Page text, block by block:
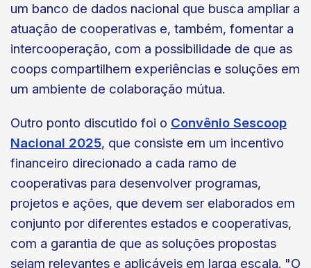
um banco de dados nacional que busca ampliar a
atuação de cooperativas e, também, fomentar a
intercooperação, com a possibilidade de que as
coops compartilhem experiências e soluções em
um ambiente de colaboração mútua.
Outro ponto discutido foi o Convênio Sescoop
Nacional 2025, que consiste em um incentivo
financeiro direcionado a cada ramo de
cooperativas para desenvolver programas,
projetos e ações, que devem ser elaborados em
conjunto por diferentes estados e cooperativas,
com a garantia de que as soluções propostas
sejam relevantes e aplicáveis em larga escala. "O